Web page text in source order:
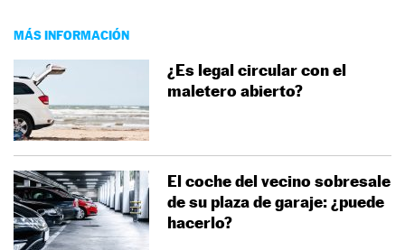
MÁS INFORMACIÓN
¿Es legal circular con el
maletero abierto?
El coche del vecino sobresale
de su plaza de garaje: ¿puede
hacerlo?